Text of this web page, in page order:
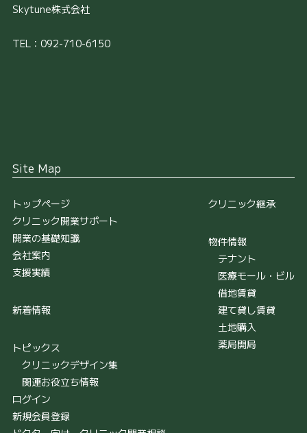
Skytune株式会社
TEL：092-710-6150
Site Map
トップページ
クリニック開業サポート
開業の基礎知識
会社案内
支援実績
新着情報
トピックス
クリニックデザイン集
関連お役立ち情報
クリニック継承
物件情報
テナント
医療モール・ビル
借地賃貸
建て貸し賃貸
土地購入
薬局開局
ログイン
新規会員登録